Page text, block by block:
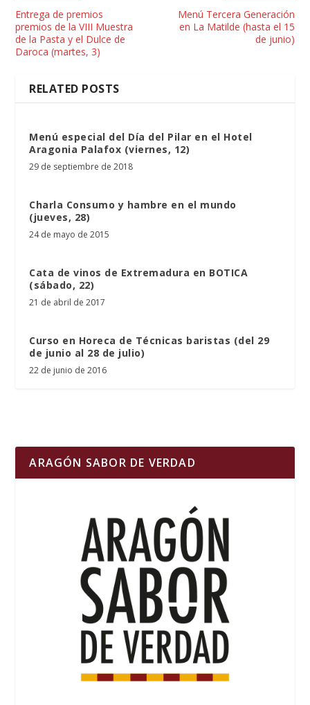
Entrega de premios
premios de la VIII Muestra
de la Pasta y el Dulce de
Daroca (martes, 3)
Menú Tercera Generación
en La Matilde (hasta el 15
de junio)
RELATED POSTS
Menú especial del Día del Pilar en el Hotel
Aragonia Palafox (viernes, 12)
29 de septiembre de 2018
Charla Consumo y hambre en el mundo
(jueves, 28)
24 de mayo de 2015
Cata de vinos de Extremadura en BOTICA
(sábado, 22)
21 de abril de 2017
Curso en Horeca de Técnicas baristas (del 29
de junio al 28 de julio)
22 de junio de 2016
ARAGÓN SABOR DE VERDAD